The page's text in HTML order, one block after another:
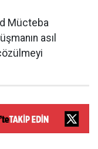
Mücteba
asıl